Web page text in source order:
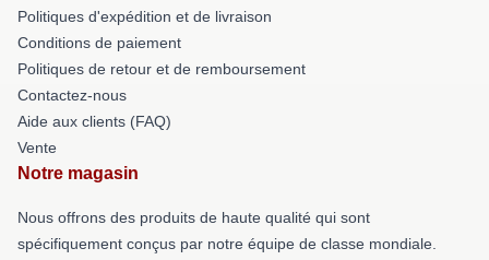
Politiques d'expédition et de livraison
Conditions de paiement
Politiques de retour et de remboursement
Contactez-nous
Aide aux clients (FAQ)
Vente
Notre magasin
Nous offrons des produits de haute qualité qui sont
spécifiquement conçus par notre équipe de classe mondiale.